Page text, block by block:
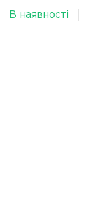
В наявності